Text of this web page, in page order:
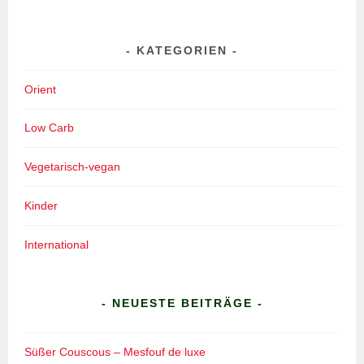
KATEGORIEN
Orient
Low Carb
Vegetarisch-vegan
Kinder
International
- NEUESTE BEITRÄGE -
Süßer Couscous – Mesfouf de luxe